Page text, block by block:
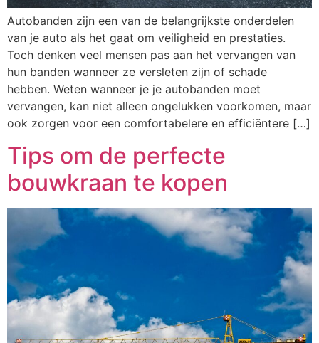
Autobanden zijn een van de belangrijkste onderdelen
van je auto als het gaat om veiligheid en prestaties.
Toch denken veel mensen pas aan het vervangen van
hun banden wanneer ze versleten zijn of schade
hebben. Weten wanneer je je autobanden moet
vervangen, kan niet alleen ongelukken voorkomen, maar
ook zorgen voor een comfortabelere en efficiëntere […]
Tips om de perfecte
bouwkraan te kopen